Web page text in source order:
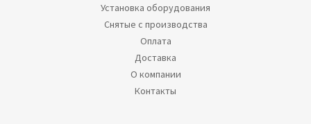
Установка оборудования
Снятые с производства
Оплата
Доставка
О компании
Контакты